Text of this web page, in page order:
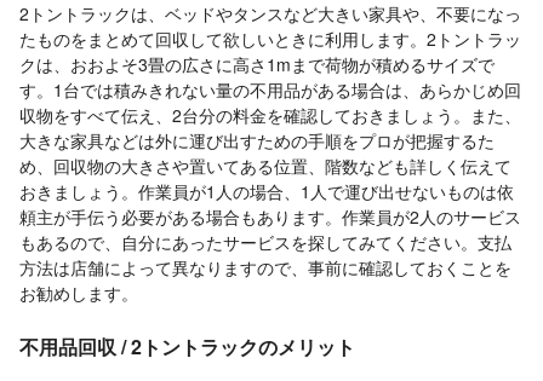
2トントラックは、ベッドやタンスなど大きい家具や、不要になっ
たものをまとめて回収して欲しいときに利用します。2トントラッ
クは、おおよそ3畳の広さに高さ1mまで荷物が積めるサイズで
す。1台では積みきれない量の不用品がある場合は、あらかじめ回
収物をすべて伝え、2台分の料金を確認しておきましょう。また、
大きな家具などは外に運び出すための手順をプロが把握するた
め、回収物の大きさや置いてある位置、階数なども詳しく伝えて
おきましょう。作業員が1人の場合、1人で運び出せないものは依
頼主が手伝う必要がある場合もあります。作業員が2人のサービス
もあるので、自分にあったサービスを探してみてください。支払
方法は店舗によって異なりますので、事前に確認しておくことを
お勧めします。
不用品回収 / 2トントラックのメリット